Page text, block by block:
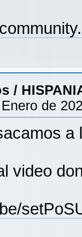
/
de
a
video